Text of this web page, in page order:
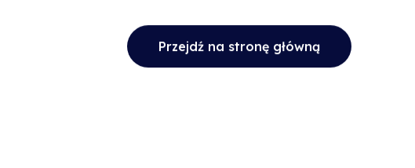
Przejdź na stronę główną